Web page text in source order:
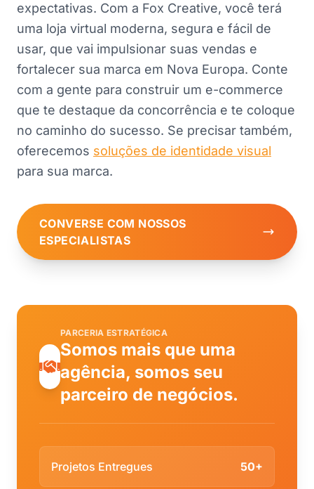
expectativas. Com a Fox Creative, você terá
uma loja virtual moderna, segura e fácil de
usar, que vai impulsionar suas vendas e
fortalecer sua marca em Nova Europa. Conte
com a gente para construir um e-commerce
que te destaque da concorrência e te coloque
no caminho do sucesso. Se precisar também,
oferecemos soluções de identidade visual
para sua marca.
CONVERSE COM NOSSOS
ESPECIALISTAS
PARCERIA ESTRATÉGICA
Somos mais que uma
agência, somos seu
parceiro de negócios.
Projetos Entregues 50+